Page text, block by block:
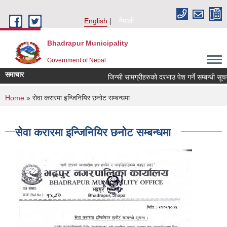
English
नेपाली
Bhadrapur Municipality
Government of Nepal
समाचार जिन्सी सामग्रीहरुको दरभाउ पेश गर्ने सम्बन्धी सूचना
You are here
Home » सेवा करारमा इन्जिनियिर छनोट सम्बन्धमा
सेवा करारमा इन्जिनियिर छनोट सम्बन्धमा